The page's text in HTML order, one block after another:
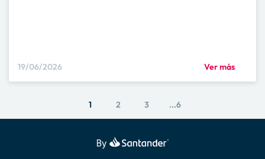
19/06/2026 Ver más
1 2 3 4
...6